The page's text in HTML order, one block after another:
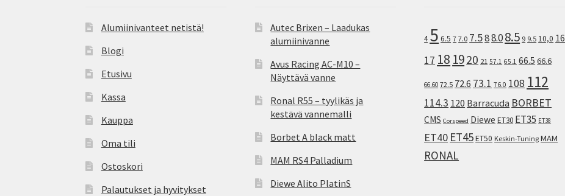
Alumiinivanteet netistä!
Blogi
Etusivu
Kassa
Kauppa
Oma tili
Ostoskori
Palautukset ja hyvitykset
Autec Brixen – Laadukas
alumiinivanne
Avus Racing AC-M10 –
Näyttävä vanne
Ronal R55 – tyylikäs ja
kestävä vannemalli
Borbet A black matt
MAM RS4 Palladium
Diewe Alito PlatinS
4 5 6.5 7 7.0 7.588.08.5 9 9.5 10,0 16
17 18 1920 21 57.1 65.1 66.5 66.6
66.60 72.5 72.6 73.1 76.0 108 112
114.3 120 Barracuda BORBET
CMS Corspeed Diewe ET30 ET35 ET38
ET40 ET45ET50 Keskin-Tuning MAM
RONAL